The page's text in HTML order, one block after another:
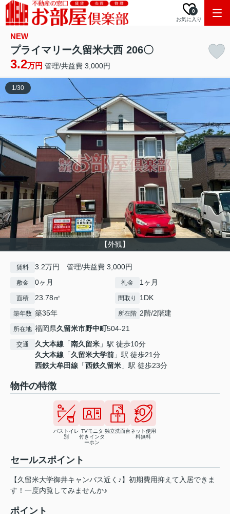
お気に入り
0
NEW
プライマリー久留米大西 206〇
3.2万円 管理/共益費 3,000円
【外観】
1/30
賃料 3.2万円 管理/共益費 3,000円
敷金 0ヶ月 礼金 1ヶ月
面積 23.78㎡ 間取り 1DK
築年数 築35年 所在階 2階/2階建
所在地 福岡県久留米市野中町504-21
交通 久大本線 「南久留米 」駅 徒歩10分
久大本線 「久留米大学前 」駅 徒歩21分
西鉄大牟田線 「西鉄久留米 」駅 徒歩23分
物件の特徴
バストイレ
別
TVモニタ
付きインタ
ーホン
独立洗面台ネット使用
料無料
セールスポイント
【久留米大学御井キャンバス近く♪】初期費用抑えて入居できま
す！一度内覧してみませんか♪
ポイント